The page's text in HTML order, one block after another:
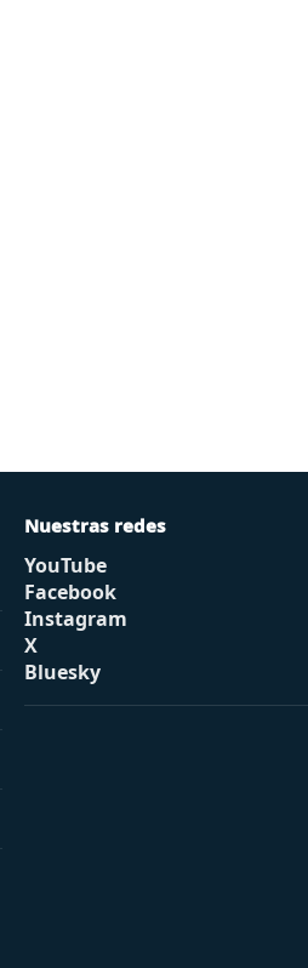
Nuestras redes
YouTube
Facebook
Instagram
X
Bluesky